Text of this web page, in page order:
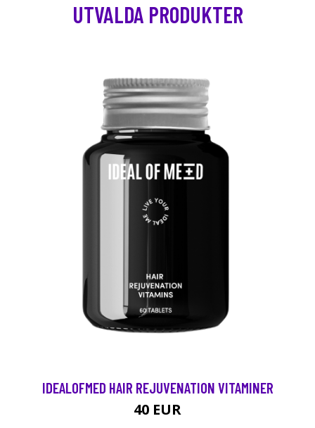
UTVALDA PRODUKTER
IDEALOFMED HAIR REJUVENATION VITAMINER
40 EUR